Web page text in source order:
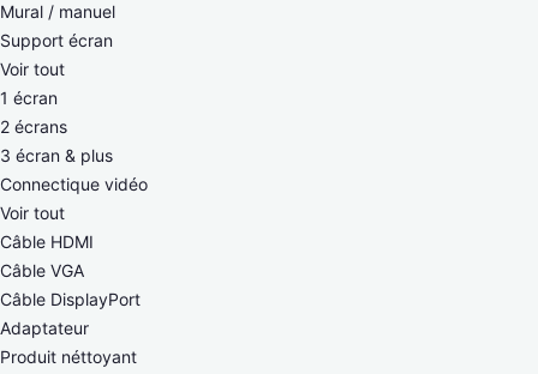
Mural / manuel
Support écran
Voir tout
1 écran
2 écrans
3 écran & plus
Connectique vidéo
Voir tout
Câble HDMI
Câble VGA
Câble DisplayPort
Adaptateur
Produit néttoyant